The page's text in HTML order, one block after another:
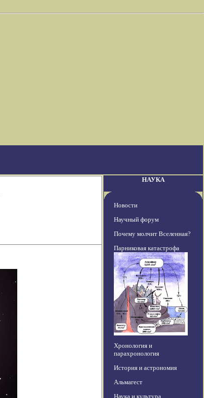
НАУКА
Новости
Научный форум
Почему молчит Вселенная?
Парниковая катастрофа
Хронология и
парахронология
История и астрономия
Альмагест
Наука и культура